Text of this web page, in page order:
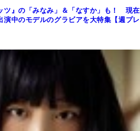
ツ』の「みなみ」＆「なすか」も！ 現在
演中のモデルのグラビアを大特集【週プレ